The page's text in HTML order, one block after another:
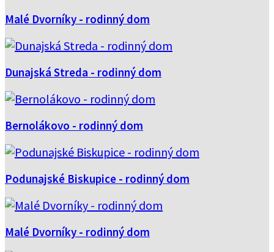
Malé Dvorníky - rodinný dom
Dunajská Streda - rodinný dom
Bernolákovo - rodinný dom
Podunajské Biskupice - rodinný dom
Malé Dvorníky - rodinný dom